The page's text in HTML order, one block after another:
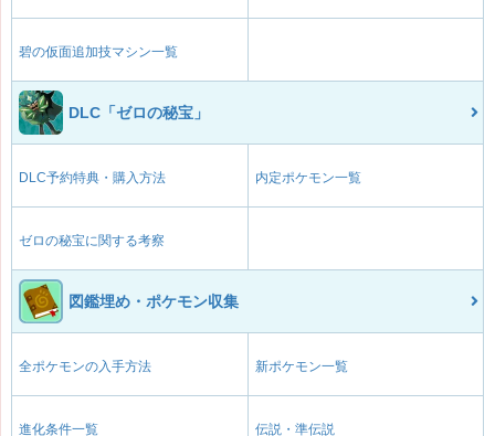
碧の仮面追加技マシン一覧
DLC「ゼロの秘宝」
DLC予約特典・購入方法 内定ポケモン一覧
ゼロの秘宝に関する考察
図鑑埋め・ポケモン収集
全ポケモンの入手方法 新ポケモン一覧
進化条件一覧 伝説・準伝説